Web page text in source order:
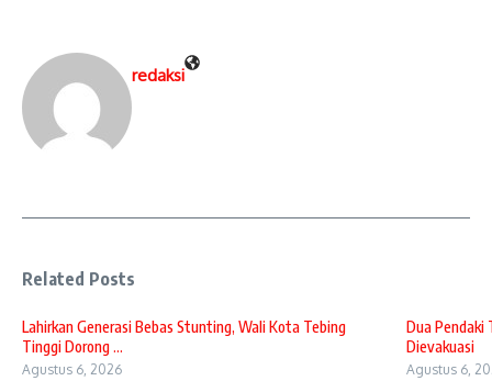
redaksi
Related Posts
Lahirkan Generasi Bebas Stunting, Wali Kota Tebing
Tinggi Dorong ...
Agustus 6, 2026
Dua Pendaki
Dievakuasi
Agustus 6,